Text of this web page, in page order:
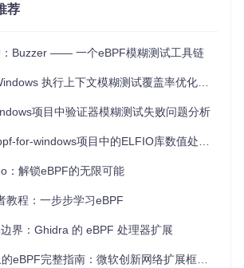
集成到持续集成/持续交付(CI/CD)流程，确
以自定义模糊策略，适应各种复杂的eBPF
泛的模糊测试，能够在早期阶段发现并解决
构建系统无缝配合，简化了构建和运行
维护者鼓励用户报告发现的问题，并将这些
荐
Buzzer —— 一个eBPF模糊测试工具链
执行上下文模糊测试覆盖率优化分析
项目中验证器模糊测试失败问题分析
for-windows项目中的ELFIO库数值处理问题
：解锁eBPF的无限可能
教程：一步步学习eBPF
界：Ghidra 的 eBPF 处理器扩展
eBPF完整指南：微软创新网络扩展框架详解